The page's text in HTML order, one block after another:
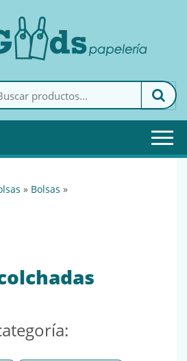
My Goods es tu papelería
online de confianza. Podrás
encontrar todo lo necesario
» bolsas »